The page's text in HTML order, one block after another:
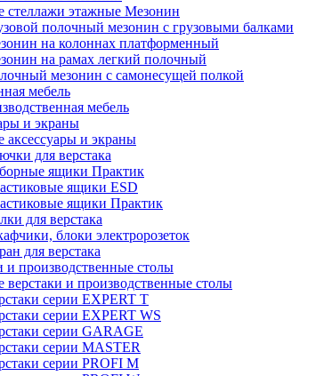
стеллажи этажные Мезонин
полочный мезонин с грузовыми балками
на колоннах платформенный
на рамах легкий полочный
мезонин с самонесущей полкой
мебель
мебель
и экраны
аксессуары и экраны
для верстака
ящики Практик
ящики ESD
ящики Практик
для верстака
блоки электророзеток
для верстака
и производственные столы
верстаки и производственные столы
серии EXPERT T
серии EXPERT WS
серии GARAGE
серии MASTER
серии PROFI M